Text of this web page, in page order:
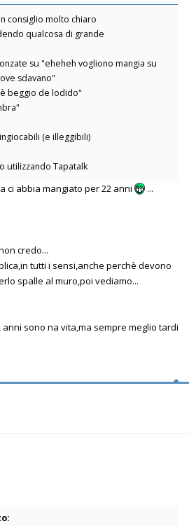
consiglio molto chiaro
qualcosa di grande
su "eheheh vogliono mangia su
sdavano"
beggio de lodido"
(e illeggibili)
utilizzando Tapatalk
ci abbia mangiato per 22 anni
...
credo...
tutti i sensi,anche perchè devono
spalle al muro,poi vediamo...
sono na vita,ma sempre meglio tardi